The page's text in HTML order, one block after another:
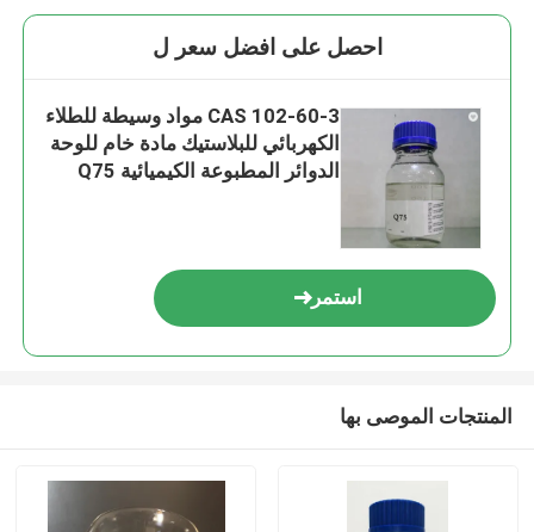
احصل على افضل سعر ل
CAS 102-60-3 مواد وسيطة للطلاء
الكهربائي للبلاستيك مادة خام للوحة
الدوائر المطبوعة الكيميائية Q75
استمر
المنتجات الموصى بها